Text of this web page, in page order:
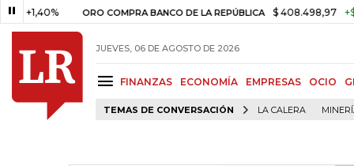
ORO COMPRA BANCO DE LA REPÚBLICA $ 408.498,97 +$ 8.753,81
JUEVES, 06 DE AGOSTO DE 2026
FINANZAS ECONOMÍA EMPRESAS OCIO
TEMAS DE CONVERSACIÓN LA CALERA